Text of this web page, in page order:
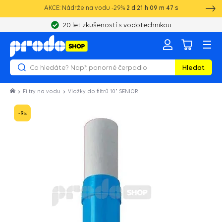
AKCE: Nádrže na vodu -29% 2 d 21 h 09 m 47 s
20 let zkušeností s vodotechnikou
Hledat
Filtry na vodu Vložky do filtrů 10" SENIOR
-9%